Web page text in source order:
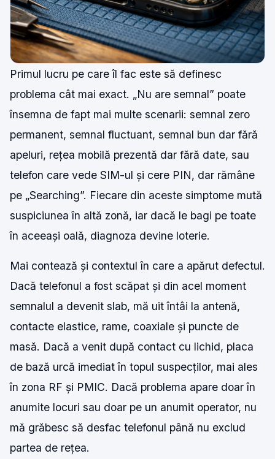
Primul lucru pe care îl fac este să definesc
problema cât mai exact. „Nu are semnal” poate
însemna de fapt mai multe scenarii: semnal zero
permanent, semnal fluctuant, semnal bun dar fără
apeluri, rețea mobilă prezentă dar fără date, sau
telefon care vede SIM-ul și cere PIN, dar rămâne
pe „Searching”. Fiecare din aceste simptome mută
suspiciunea în altă zonă, iar dacă le bagi pe toate
în aceeași oală, diagnoza devine loterie.
Mai contează și contextul în care a apărut defectul.
Dacă telefonul a fost scăpat și din acel moment
semnalul a devenit slab, mă uit întâi la antenă,
contacte elastice, rame, coaxiale și puncte de
masă. Dacă a venit după contact cu lichid, placa
de bază urcă imediat în topul suspecților, mai ales
în zona RF și PMIC. Dacă problema apare doar în
anumite locuri sau doar pe un anumit operator, nu
mă grăbesc să desfac telefonul până nu exclud
partea de rețea.